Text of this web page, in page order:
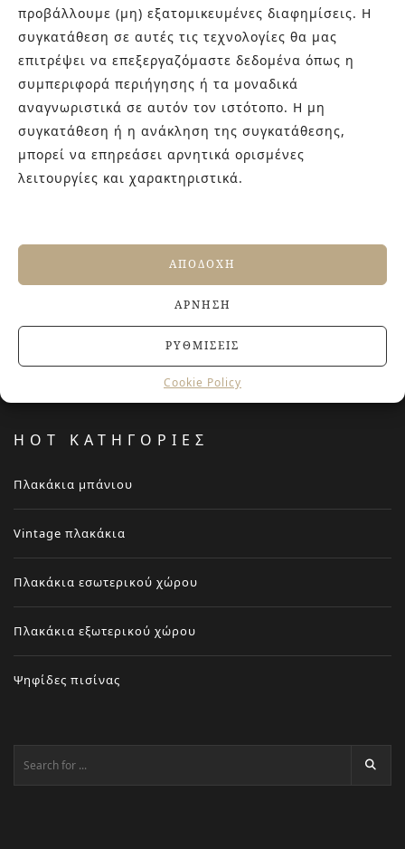
προβάλλουμε (μη) εξατομικευμένες διαφημίσεις. Η
συγκατάθεση σε αυτές τις τεχνολογίες θα μας
επιτρέψει να επεξεργαζόμαστε δεδομένα όπως η
συμπεριφορά περιήγησης ή τα μοναδικά
αναγνωριστικά σε αυτόν τον ιστότοπο. Η μη
συγκατάθεση ή η ανάκληση της συγκατάθεσης,
μπορεί να επηρεάσει αρνητικά ορισμένες
λειτουργίες και χαρακτηριστικά.
ΑΠΟΔΟΧΉ
ΆΡΝΗΣΗ
ΡΥΘΜΊΣΕΙΣ
Cookie Policy
εμπειρίας στο χώρο του πλακιδίου και των ειδών υγιεινής,
καθώς και φρέσκες ιδέες με τον ενθουσιασμό της νέας
γενιάς! Επισκεφτείτε μας για ιδέες και προτάσεις στον
Άγιο Δημήτριο (Λιδωρικίου 11) ή καλέστε μας στο 210-
9934544.
ΤΕΛΕΥΤΑΙΑ ΑΡΘΡΑ
Jacuzzi στο Σπίτι: Τα οφέλη για την υγεία και την
20 ΙΟΥΝΊΟΥ, 2026
HOT ΚΑΤΗΓΟΡΙΕΣ
Πλακάκια μπάνιου
Vintage πλακάκια
Πλακάκια εσωτερικού χώρου
Πλακάκια εξωτερικού χώρου
Ψηφίδες πισίνας